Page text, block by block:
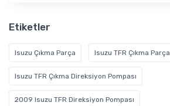
Etiketler
Isuzu Çıkma Parça Isuzu TFR Çıkma Parça
Isuzu TFR Çıkma Direksiyon Pompası
2009 Isuzu TFR Direksiyon Pompası